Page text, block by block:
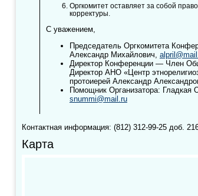
Оргкомитет оставляет за собой
корректуры.
С уважением,
Председатель Оргкомитета
Александр Михайлович,
Директор Конференции — Член
Директор АНО «Центр
протоиерей Александр
Помощник Организатора: Гладкая
snummi@mail.ru
Контактная информация: (812) 312-99-25 доб.
Карта